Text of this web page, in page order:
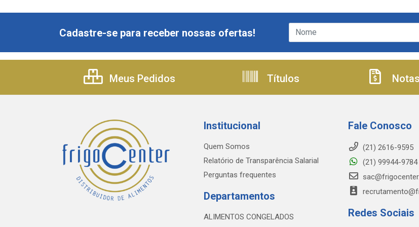
Cadastre-se para receber nossas ofertas!
Meus Pedidos Títulos
Institucional
Quem Somos
Relatório de Transparência Salarial
Perguntas frequentes
Departamentos
ALIMENTOS CONGELADOS
Fale Conosco
(21) 2616-9595
(21) 99944-9784
Redes Sociais